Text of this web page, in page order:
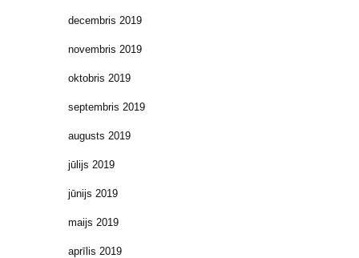
decembris 2019
novembris 2019
oktobris 2019
septembris 2019
augusts 2019
jūlijs 2019
jūnijs 2019
maijs 2019
aprīlis 2019